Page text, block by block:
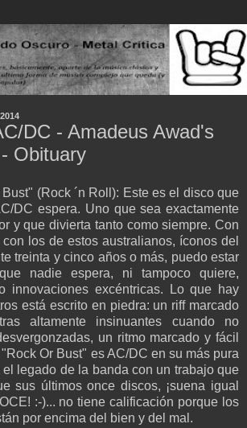
DC - Amadeus Awad's
Obituary
(Rock ´n Roll): Este es el disco que
DC espera. Uno que sea exactamente
y que divierta tanto como siempre. Con
los de estos australianos, íconos del
treinta y cinco años o más, puedo estar
nadie espera, ni tampoco quiere,
innovaciones excéntricas. Lo que hay
está escrito en piedra: un riff marcado
altamente insinuantes cuando no
un ritmo marcado y fácil
Or Bust" es AC/DC en su más pura
legado de la banda con un trabajo que
sus últimos once discos, ¡suena igual
:-)... no tiene calificación porque los
por encima del bien y del mal.